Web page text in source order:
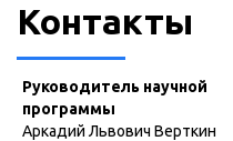
Контакты
Руководитель научной
программы
Аркадий Львович Верткин